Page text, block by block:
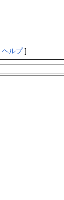
ヘルプ]